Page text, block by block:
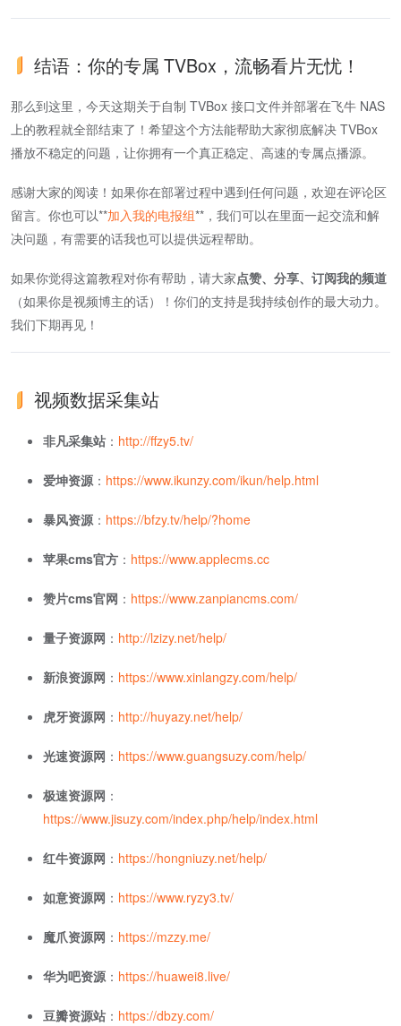
结语：你的专属 TVBox，流畅看片无忧！
那么到这里，今天这期关于自制 TVBox 接口文件并部署在飞牛 NAS
上的教程就全部结束了！希望这个方法能帮助大家彻底解决 TVBox
播放不稳定的问题，让你拥有一个真正稳定、高速的专属点播源。
感谢大家的阅读！如果你在部署过程中遇到任何问题，欢迎在评论区
留言。你也可以**加入我的电报组**，我们可以在里面一起交流和解
决问题，有需要的话我也可以提供远程帮助。
如果你觉得这篇教程对你有帮助，请大家点赞、分享、订阅我的频道
（如果你是视频博主的话）！你们的支持是我持续创作的最大动力。
我们下期再见！
视频数据采集站
非凡采集站 ： http://ffzy5.tv/
爱坤资源： https://www.ikunzy.com/ikun/help.html
暴风资源： https://bfzy.tv/help/?home
苹果cms官方 ： https://www.applecms.cc
赞片cms官网 ： https://www.zanpiancms.com/
量子资源网 ： http://lzizy.net/help/
新浪资源网 ： https://www.xinlangzy.com/help/
虎牙资源网 ： http://huyazy.net/help/
光速资源网 ： https://www.guangsuzy.com/help/
极速资源网 ：
https://www.jisuzy.com/index.php/help/index.html
红牛资源网 ： https://hongniuzy.net/help/
如意资源网 ： https://www.ryzy3.tv/
魔爪资源网 ： https://mzzy.me/
华为吧资源： https://huawei8.live/
豆瓣资源站 ： https://dbzy.com/